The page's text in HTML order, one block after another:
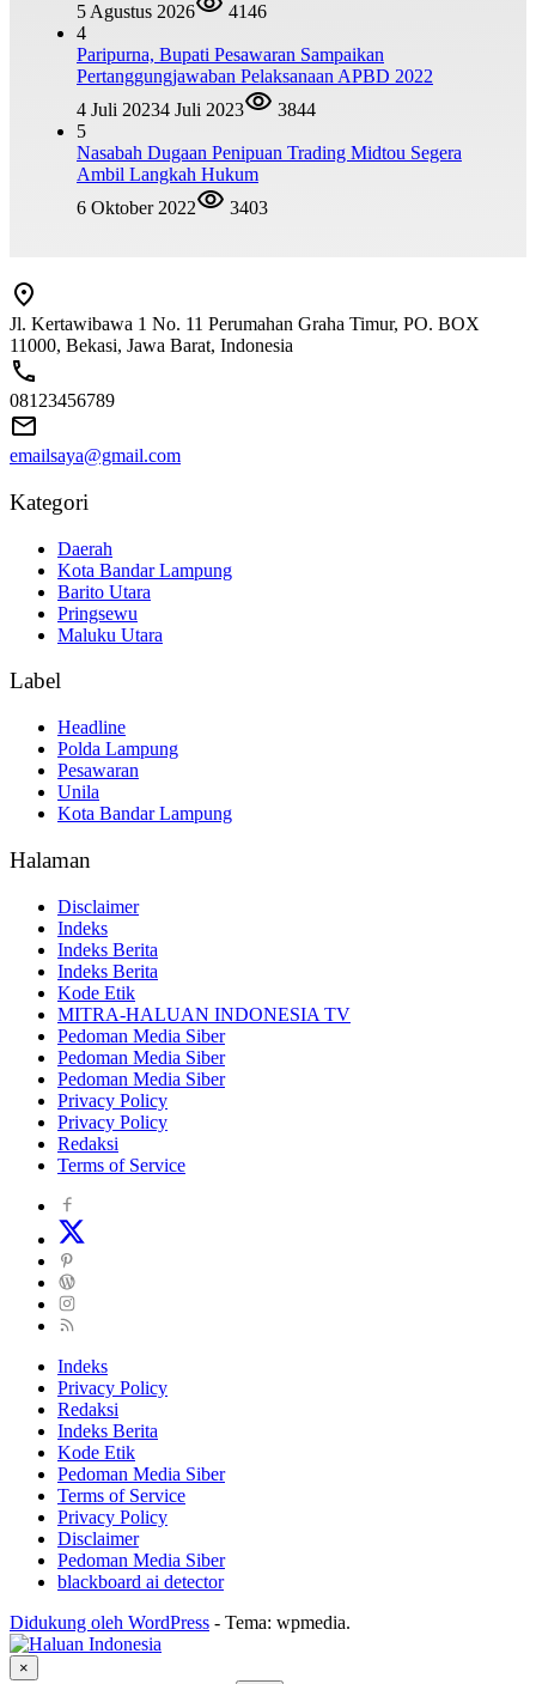
5 Agustus 2026
4146
4
Paripurna, Bupati Pesawaran Sampaikan
Pertanggungjawaban Pelaksanaan APBD 2022
4 Juli 20234 Juli 2023
3844
5
Nasabah Dugaan Penipuan Trading Midtou Segera
Ambil Langkah Hukum
6 Oktober 2022
3403
Jl. Kertawibawa 1 No. 11 Perumahan Graha Timur, PO. BOX
11000, Bekasi, Jawa Barat, Indonesia
08123456789
emailsaya@gmail.com
Kategori
Daerah
Kota Bandar Lampung
Barito Utara
Pringsewu
Maluku Utara
Label
Headline
Polda Lampung
Pesawaran
Unila
Kota Bandar Lampung
Halaman
Disclaimer
Indeks
Indeks Berita
Indeks Berita
Kode Etik
MITRA-HALUAN INDONESIA TV
Pedoman Media Siber
Pedoman Media Siber
Pedoman Media Siber
Privacy Policy
Privacy Policy
Redaksi
Terms of Service
Indeks
Privacy Policy
Redaksi
Indeks Berita
Kode Etik
Pedoman Media Siber
Terms of Service
Privacy Policy
Disclaimer
Pedoman Media Siber
blackboard ai detector
Didukung oleh WordPress - Tema: wpmedia.
×